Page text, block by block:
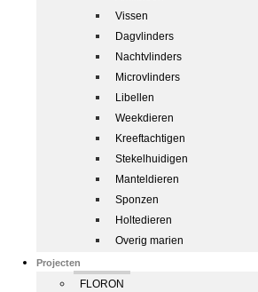
Vissen
Dagvlinders
Nachtvlinders
Microvlinders
Libellen
Weekdieren
Kreeftachtigen
Stekelhuidigen
Manteldieren
Sponzen
Holtedieren
Overig marien
Projecten
FLORON